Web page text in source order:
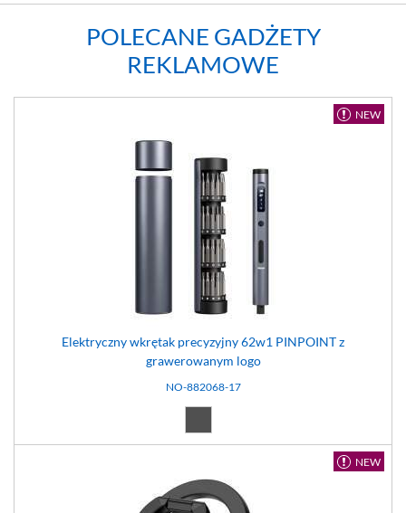
POLECANE GADŻETY
REKLAMOWE
NEW
Elektryczny wkrętak precyzyjny 62w1 PINPOINT z
grawerowanym logo
NO-882068-17
NEW